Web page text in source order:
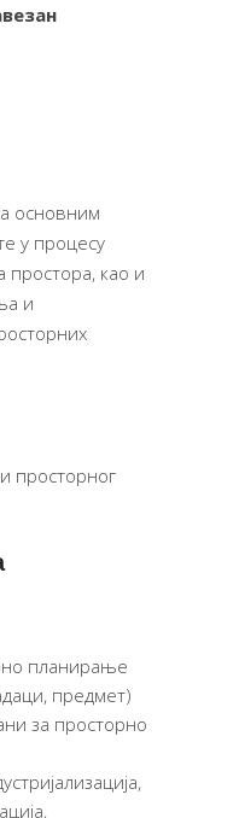
основним
у процесу
као и
и
просторног
планирање
предмет)
за просторно